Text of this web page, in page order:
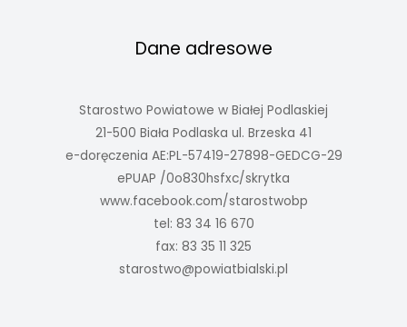
Dane adresowe
Starostwo Powiatowe w Białej Podlaskiej
21-500 Biała Podlaska ul. Brzeska 41
e-doręczenia AE:PL-57419-27898-GEDCG-29
ePUAP /0o830hsfxc/skrytka
www.facebook.com/starostwobp
tel: 83 34 16 670
fax: 83 35 11 325
starostwo@powiatbialski.pl